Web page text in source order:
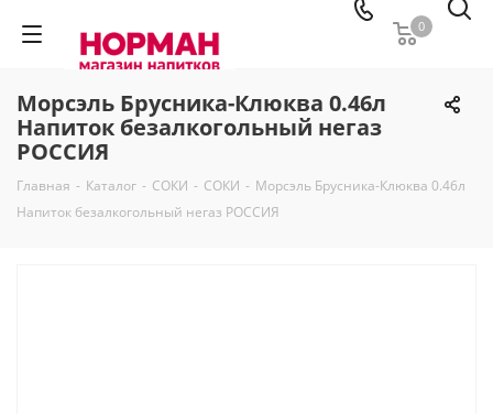
0
Морсэль Брусника-Клюква 0.46л
Напиток безалкогольный негаз
РОССИЯ
Главная - Каталог - СОКИ - СОКИ - Морсэль Брусника-Клюква 0.46л
Напиток безалкогольный негаз РОССИЯ